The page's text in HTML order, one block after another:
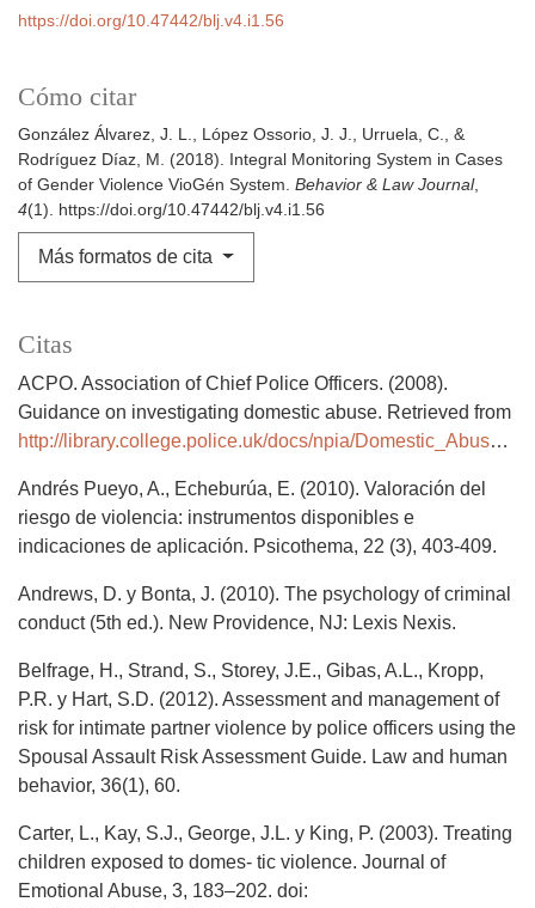
Cómo citar
González Álvarez, J. L., López Ossorio, J. J., Urruela, C., &
Rodríguez Díaz, M. (2018). Integral Monitoring System in Cases
of Gender Violence VioGén System. Behavior & Law Journal,
4(1). https://doi.org/10.47442/blj.v4.i1.56
Más formatos de cita
https://doi.org/10.47442/blj.v4.i1.56
Citas
ACPO. Association of Chief Police Officers. (2008).
Guidance on investigating domestic abuse. Retrieved from
http://library.college.police.uk/docs/npia/Domestic_Abuse_2008.pdf
Andrés Pueyo, A., Echeburúa, E. (2010). Valoración del
riesgo de violencia: instrumentos disponibles e
indicaciones de aplicación. Psicothema, 22 (3), 403-409.
Andrews, D. y Bonta, J. (2010). The psychology of criminal
conduct (5th ed.). New Providence, NJ: Lexis Nexis.
Belfrage, H., Strand, S., Storey, J.E., Gibas, A.L., Kropp,
P.R. y Hart, S.D. (2012). Assessment and management of
risk for intimate partner violence by police officers using the
Spousal Assault Risk Assessment Guide. Law and human
behavior, 36(1), 60.
Carter, L., Kay, S.J., George, J.L. y King, P. (2003). Treating
children exposed to domes- tic violence. Journal of
Emotional Abuse, 3, 183–202. doi: